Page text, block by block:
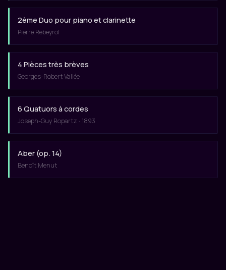
2ème Duo pour piano et clarinette
Pierre Rebeyrol
4 Pièces très brèves
Georges-Robert Vallée
6 Quatuors à cordes
Joseph-Guy Ropartz · 1893
Aber (op. 14)
Benoît Menut